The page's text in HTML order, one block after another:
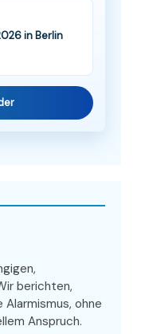
in Berlin
berichten,
Alarmismus, ohne
Anspruch.